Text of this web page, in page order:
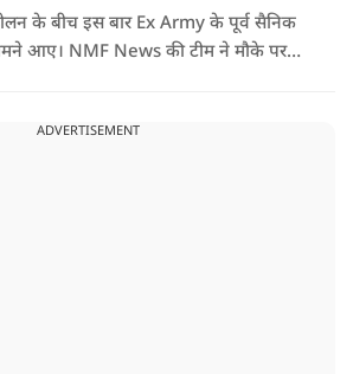
के बीच इस बार Ex Army के पूर्व सैनिक
आए। NMF News की टीम ने मौके पर
ADVERTISEMENT